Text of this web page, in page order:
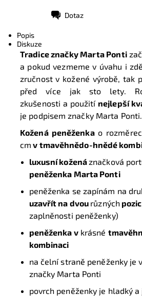
Dotaz
Popis
Diskuze
Tradice značky Marta Ponti
a pokud vezmeme v úvahu i
zručnost v kožené výrobě, tak
před více jak sto lety.
zkušenosti a použití nejlepší
je podpisem značky Marta Ponti.
Kožená peněženka o
cm v tmavěhnědo-hnědé
luxusní koženáznačková
peněženka Marta Ponti
peněženka se zapínám na
uzavřít na dvou různých
zaplněnosti peněženky)
peněženka vkrásné
kombinaci
na čelní straně peněženky je
značky Marta Ponti
povrch peněženky je hladký